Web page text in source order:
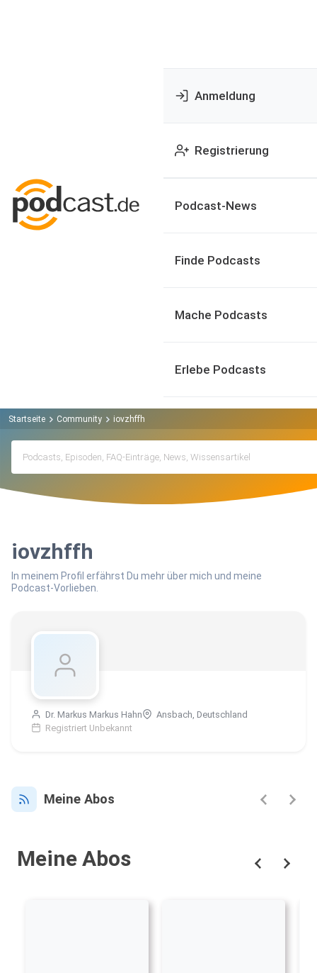
Anmeldung
Registrierung
Podcast-News
Finde Podcasts
Mache Podcasts
Erlebe Podcasts
Startseite Community iovzhffh
iovzhffh
In meinem Profil erfährst Du mehr über mich und meine
Podcast-Vorlieben.
Dr. Markus Markus Hahn
Ansbach, Deutschland
Registriert Unbekannt
Meine Abos
Meine Abos